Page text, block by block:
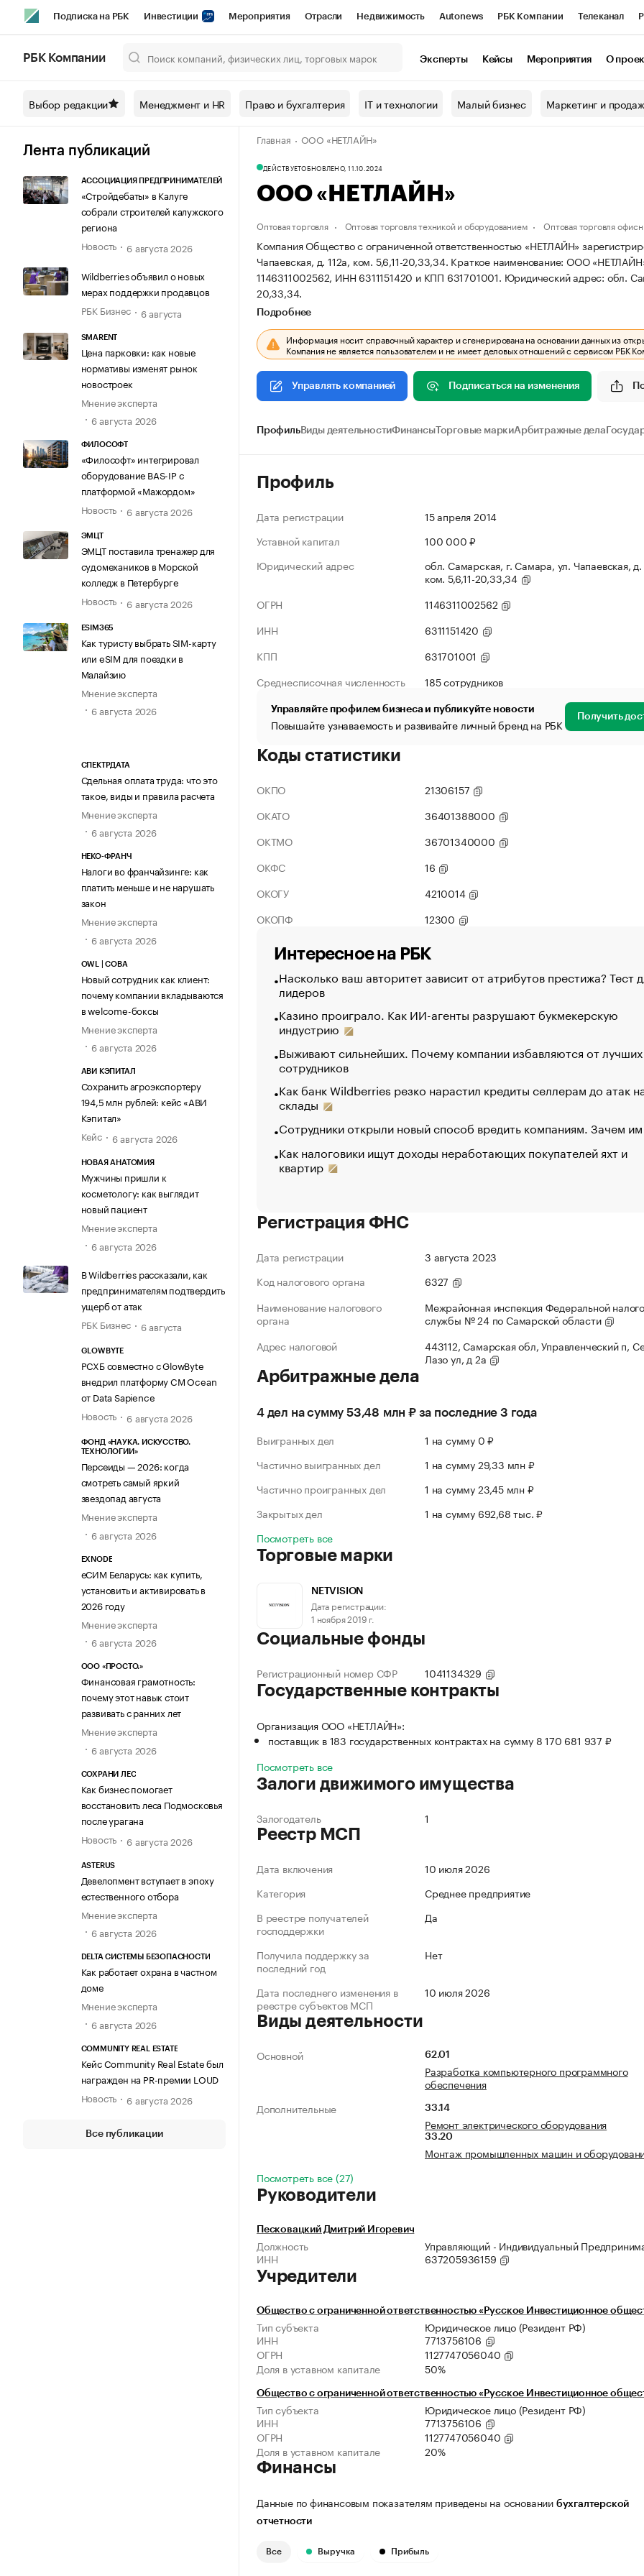
Подписка на РБК Инвестиции Мероприятия Отрасли Недвижимость Autonews РБК Компании Телеканал
Спецпроекты СПб Конференции СПб Спецпроекты Проверка контрагентов
Технологии и медиа Рынок наличной валюты
РБК Компании Эксперты Кейсы Мероприятия О
Выбор редакции Менеджмент и HR Право и бухгалтерия IT и технологии Малый бизнес Маркетинг и
Лента публикаций
АССОЦИАЦИЯ ПРЕДПРИНИМАТЕЛЕЙ
«Стройдебаты» в Калуге
собрали строителей калужского
региона
Новость
6 августа 2026
Wildberries объявил о новых
мерах поддержки продавцов
РБК Бизнес
6 августа
SMARENT
Цена парковки: как новые
нормативы изменят рынок
новостроек
Мнение эксперта
6 августа 2026
ФИЛОСОФТ
«Философт» интегрировал
оборудование BAS-IP с
платформой «Мажордом»
Новость
6 августа 2026
ЭМЦТ
ЭМЦТ поставила тренажер для
судомехаников в Морской
колледж в Петербурге
Новость
6 августа 2026
ESIM365
Как туристу выбрать SIM-карту
или eSIM для поездки в
Малайзию
Мнение эксперта
6 августа 2026
СПЕКТРДАТА
Сдельная оплата труда: что это
такое, виды и правила расчета
Мнение эксперта
6 августа 2026
НЕКО-ФРАНЧ
Налоги во франчайзинге: как
платить меньше и не нарушать
закон
Мнение эксперта
6 августа 2026
OWL | СОВА
Новый сотрудник как клиент:
почему компании вкладываются
в welcome-боксы
Мнение эксперта
6 августа 2026
АВИ КЭПИТАЛ
Сохранить агроэкспортеру
194,5 млн рублей: кейс «АВИ
Кэпитал»
Кейс
6 августа 2026
НОВАЯ АНАТОМИЯ
Мужчины пришли к
косметологу: как выглядит
новый пациент
Мнение эксперта
6 августа 2026
В Wildberries рассказали, как
предпринимателям подтвердить
ущерб от атак
РБК Бизнес
6 августа
GLOWBYTE
РСХБ совместно с GlowByte
внедрил платформу CM Ocean
от Data Sapience
Новость
6 августа 2026
ФОНД «НАУКА. ИСКУССТВО.
ТЕХНОЛОГИИ»
Персеиды — 2026: когда
смотреть самый яркий
звездопад августа
Мнение эксперта
6 августа 2026
EXNODE
еСИМ Беларусь: как купить,
установить и активировать в
2026 году
Мнение эксперта
6 августа 2026
ООО «ПРОСТО.»
Финансовая грамотность:
почему этот навык стоит
развивать с ранних лет
Мнение эксперта
6 августа 2026
СОХРАНИ ЛЕС
Как бизнес помогает
восстановить леса Подмосковья
после урагана
Новость
6 августа 2026
ASTERUS
Девелопмент вступает в эпоху
естественного отбора
Мнение эксперта
6 августа 2026
DELTA СИСТЕМЫ БЕЗОПАСНОСТИ
Как работает охрана в частном
доме
Мнение эксперта
6 августа 2026
COMMUNITY REAL ESTATE
Кейс Community Real Estate был
награжден на PR-премии LOUD
Новость
6 августа 2026
Все публикации
Главная ООО «НЕТЛАЙН»
ДЕЙСТВУЕТОБНОВЛЕНО, 11.10.2024
ООО «НЕТЛАЙН»
Оптовая торговля Оптовая торговля техникой и оборудованием Оптовая торговля
Компания Общество с ограниченной ответственностью «НЕТЛАЙН»
Чапаевская, д. 112а, ком. 5,6,11-20,33,34. Краткое наименование: ООО
1146311002562, ИНН 6311151420 и КПП 631701001. Юридический адрес: обл.
20,33,34.
Подробнее
Информация носит справочный характер и сгенерирована на основании данных из
Компания не является пользователем и не имеет деловых отношений с сервисом РБК
Управлять компанией Подписаться на изменения
ПрофильВиды деятельностиФинансыТорговые маркиАрбитражные дела
Профиль
Дата регистрации
15 апреля 2014
Уставной капитал
100 000 ₽
Юридический адрес
обл. Самарская, г. Самара, ул. Чапаевская, д.
ком. 5,6,11-20,33,34
ОГРН
1146311002562
ИНН
6311151420
КПП
631701001
Среднесписочная численность
185 сотрудников
Управляйте профилем бизнеса и публикуйте новости
Повышайте узнаваемость и развивайте личный бренд на РБК Получить
Коды статистики
ОКПО
21306157
ОКАТО
36401388000
ОКТМО
36701340000
ОКФС
16
ОКОГУ
4210014
ОКОПФ
12300
Интересное на РБК
Насколько ваш авторитет зависит от атрибутов престижа? Тест
лидеров
Казино проиграло. Как ИИ-агенты разрушают букмекерскую
индустрию
Выживают сильнейших. Почему компании избавляются от лучших
сотрудников
Как банк Wildberries резко нарастил кредиты селлерам до атак
склады
Сотрудники открыли новый способ вредить компаниям. Зачем
Как налоговики ищут доходы неработающих покупателей яхт и
квартир
Регистрация ФНС
Дата регистрации
3 августа 2023
Код налогового органа
6327
Наименование налогового
органа
Межрайонная инспекция Федеральной
службы № 24 по Самарской области
Адрес налоговой
443112, Самарская обл, Управленческий п,
Лазо ул, д 2а
Арбитражные дела
4 дел на сумму 53,48 млн ₽ за последние 3 года
Выигранных дел
1 на сумму 0 ₽
Частично выигранных дел
1 на сумму 29,33 млн ₽
Частично проигранных дел
1 на сумму 23,45 млн ₽
Закрытых дел
1 на сумму 692,68 тыс. ₽
Посмотреть все
Торговые марки
NETVISION
Дата регистрации:
1 ноября 2019 г.
Социальные фонды
Регистрационный номер СФР 1041134329
Государственные контракты
Организация ООО «НЕТЛАЙН»:
поставщик в 183 государственных контрактах на сумму 8 170 681 937 ₽
Посмотреть все
Залоги движимого имущества
Залогодатель 1
Реестр МСП
Дата включения
10 июля 2026
Категория
Среднее предприятие
В реестре получателей
господдержки
Да
Получила поддержку за
последний год
Нет
Дата последнего изменения в
реестре субъектов МСП
10 июля 2026
Виды деятельности
Основной 62.01
Разработка компьютерного программного
обеспечения
Дополнительные
33.14
Ремонт электрического оборудования
33.20
Монтаж промышленных машин и
Посмотреть все (27)
Руководители
Песковацкий Дмитрий Игоревич
Должность
Управляющий - Индивидуальный
ИНН
637205936159
Учредители
Общество с ограниченной ответственностью «Русское Инвестиционное
Тип субъекта
Юридическое лицо (Резидент РФ)
ИНН
7713756106
ОГРН
1127747056040
Доля в уставном капитале
50%
Общество с ограниченной ответственностью «Русское Инвестиционное
Тип субъекта
Юридическое лицо (Резидент РФ)
ИНН
7713756106
ОГРН
1127747056040
Доля в уставном капитале
20%
Финансы
Данные по финансовым показателям приведены на основании бухгалтерской
отчетности
Все Выручка Прибыль